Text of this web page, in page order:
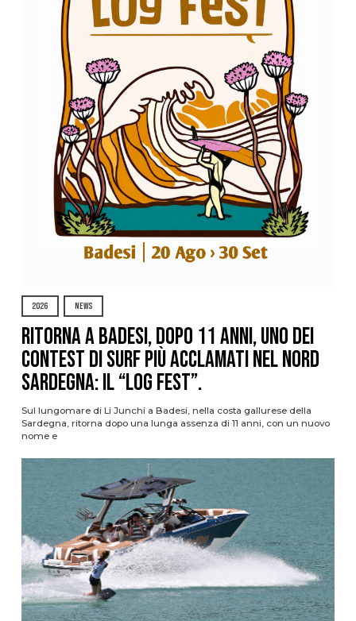
2026 NEWS
Ritorna a Badesi, dopo 11 anni, uno dei
contest di surf più acclamati nel nord
Sardegna: il “Log Fest”.
Sul lungomare di Li Junchi a Badesi, nella costa gallurese della
Sardegna, ritorna dopo una lunga assenza di 11 anni, con un nuovo
nome e